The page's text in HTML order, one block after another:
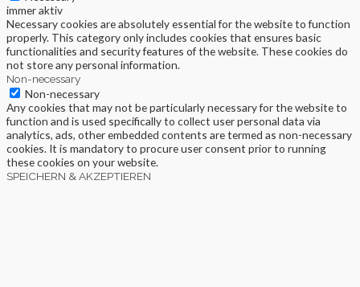
immer aktiv
Necessary cookies are absolutely essential for the website to function
properly. This category only includes cookies that ensures basic
functionalities and security features of the website. These cookies do
not store any personal information.
Non-necessary
Non-necessary
Any cookies that may not be particularly necessary for the website to
function and is used specifically to collect user personal data via
analytics, ads, other embedded contents are termed as non-necessary
cookies. It is mandatory to procure user consent prior to running
these cookies on your website.
SPEICHERN & AKZEPTIEREN